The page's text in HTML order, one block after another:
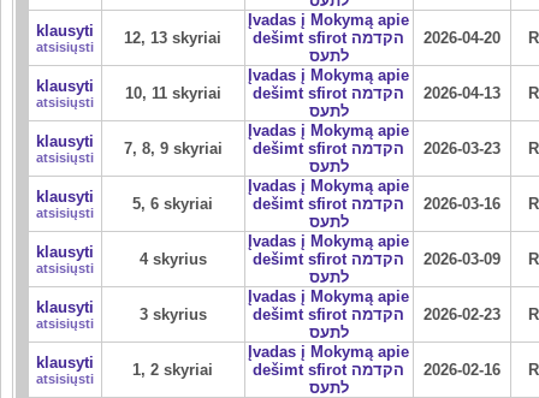
klausyti
atsisiųsti 12, 13 skyriai
Įvadas į Mokymą apie
dešimt sfirot הקדמה
לתעס
2026-04-20
klausyti
atsisiųsti 10, 11 skyriai
Įvadas į Mokymą apie
dešimt sfirot הקדמה
לתעס
2026-04-13
klausyti
atsisiųsti 7, 8, 9 skyriai
Įvadas į Mokymą apie
dešimt sfirot הקדמה
לתעס
2026-03-23
klausyti
atsisiųsti 5, 6 skyriai
Įvadas į Mokymą apie
dešimt sfirot הקדמה
לתעס
2026-03-16
klausyti
atsisiųsti 4 skyrius
Įvadas į Mokymą apie
dešimt sfirot הקדמה
לתעס
2026-03-09
klausyti
atsisiųsti 3 skyrius
Įvadas į Mokymą apie
dešimt sfirot הקדמה
לתעס
2026-02-23
klausyti
atsisiųsti 1, 2 skyriai
Įvadas į Mokymą apie
dešimt sfirot הקדמה
לתעס
2026-02-16